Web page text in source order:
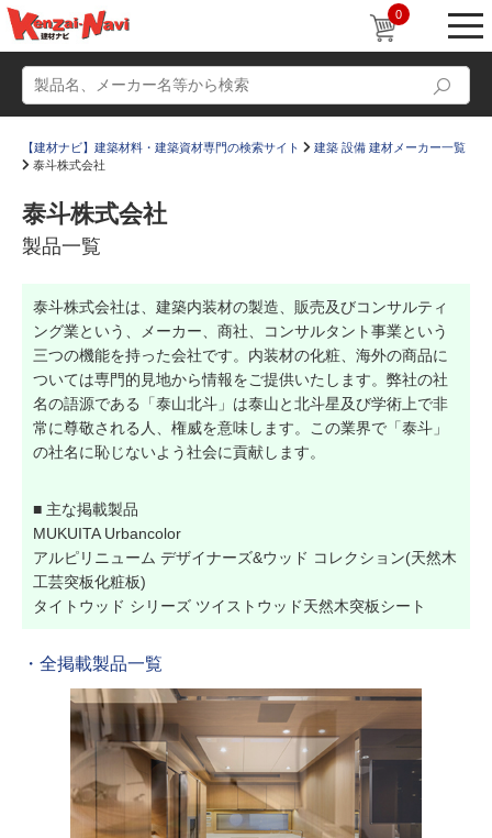
0
かたなび コラム
すまいリング 設計士インタビュー
販売・施工代理店募集
お気に入り
【建材ナビ】建築材料・建築資材専門の検索サイト
建築 設備 建材メーカー一覧
泰斗株式会社
泰斗株式会社
製品一覧
泰斗株式会社は、建築内装材の製造、販売及びコンサルティ
ング業という、メーカー、商社、コンサルタント事業という
三つの機能を持った会社です。内装材の化粧、海外の商品に
ついては専門的見地から情報をご提供いたします。弊社の社
名の語源である「泰山北斗」は泰山と北斗星及び学術上で非
常に尊敬される人、権威を意味します。この業界で「泰斗」
の社名に恥じないよう社会に貢献します。
■ 主な掲載製品
MUKUITA Urbancolor
アルピリニューム デザイナーズ&ウッド コレクション(天然木
工芸突板化粧板)
タイトウッド シリーズ ツイストウッド天然木突板シート
・全掲載製品一覧